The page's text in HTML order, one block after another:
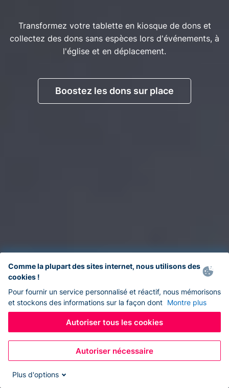
Transformez votre tablette en kiosque de dons et
collectez des dons sans espèces lors d'événements, à
l'église et en déplacement.
Boostez les dons sur place
Comme la plupart des sites internet, nous utilisons des
cookies !
Pour fournir un service personnalisé et réactif, nous mémorisons
et stockons des informations sur la façon dont Montre plus
Autoriser tous les cookies
Autoriser nécessaire
Plus d'options